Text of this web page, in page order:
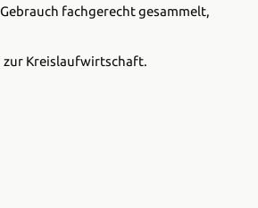
fachgerecht gesammelt,
zur Kreislaufwirtschaft.